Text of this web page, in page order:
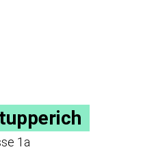
1a